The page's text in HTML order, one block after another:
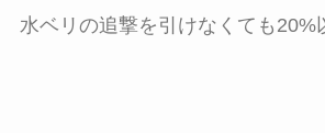
水ベリの追撃を引けなくても20%